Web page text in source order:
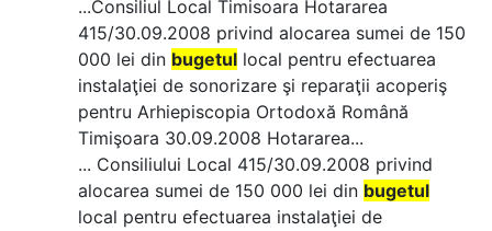
...Consiliul Local Timisoara Hotararea
415/30.09.2008 privind alocarea sumei de 150
000 lei din bugetul local pentru efectuarea
instalaţiei de sonorizare şi reparaţii acoperiş
pentru Arhiepiscopia Ortodoxă Română
Timişoara 30.09.2008 Hotararea...
... Consiliului Local 415/30.09.2008 privind
alocarea sumei de 150 000 lei din bugetul
local pentru efectuarea instalaţiei de